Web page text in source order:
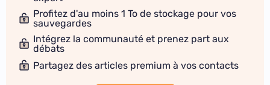
Profitez d'au moins 1 To de stockage pour vos
sauvegardes
Intégrez la communauté et prenez part aux
débats
Partagez des articles premium à vos contacts